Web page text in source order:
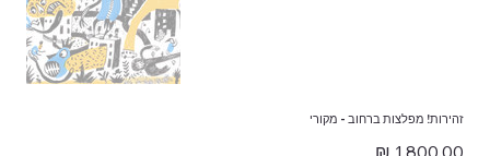
זהירות! מפלצות ברחוב - מקורי
מחיר